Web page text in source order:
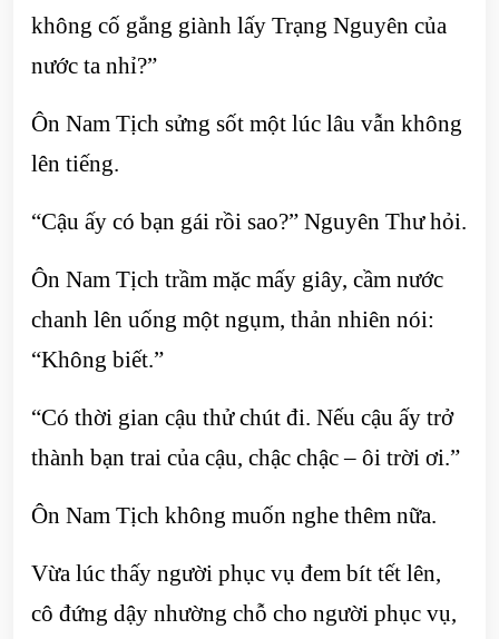
không cố gắng giành lấy Trạng Nguyên của
nước ta nhỉ?”
Ôn Nam Tịch sửng sốt một lúc lâu vẫn không
lên tiếng.
“Cậu ấy có bạn gái rồi sao?” Nguyên Thư hỏi.
Ôn Nam Tịch trầm mặc mấy giây, cầm nước
chanh lên uống một ngụm, thản nhiên nói:
“Không biết.”
“Có thời gian cậu thử chút đi. Nếu cậu ấy trở
thành bạn trai của cậu, chậc chậc – ôi trời ơi.”
Ôn Nam Tịch không muốn nghe thêm nữa.
Vừa lúc thấy người phục vụ đem bít tết lên,
cô đứng dậy nhường chỗ cho người phục vụ,